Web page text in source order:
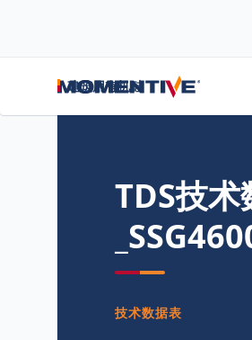
建筑用有机硅
首页 / 资源中心 / 文件中心
TDS技
技术数据表